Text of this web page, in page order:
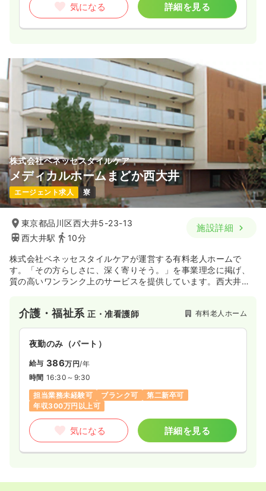
気になる 詳細を見る
株式会社ベネッセスタイルケア
メディカルホームまどか西大井
エージェント求人 寮
東京都品川区西大井5-23-13
西大井駅
10分
施設詳細
株式会社ベネッセスタイルケアが運営する有料老人ホームで
す。「その方らしさに、深く寄りそう。」を事業理念に掲げ、
質の高いワンランク上のサービスを提供しています。西大井駅
介護・福祉系正・准看護師 有料老人ホーム
夜勤のみ（パート）
給与 386万円/年
時間 16:30～9:30
担当業務未経験可
ブランク可
第二新卒可
年収300万円以上可
気になる 詳細を見る